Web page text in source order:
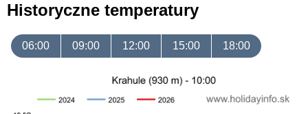
Historyczne temperatury
06:00 09:00 12:00 15:00 18:00